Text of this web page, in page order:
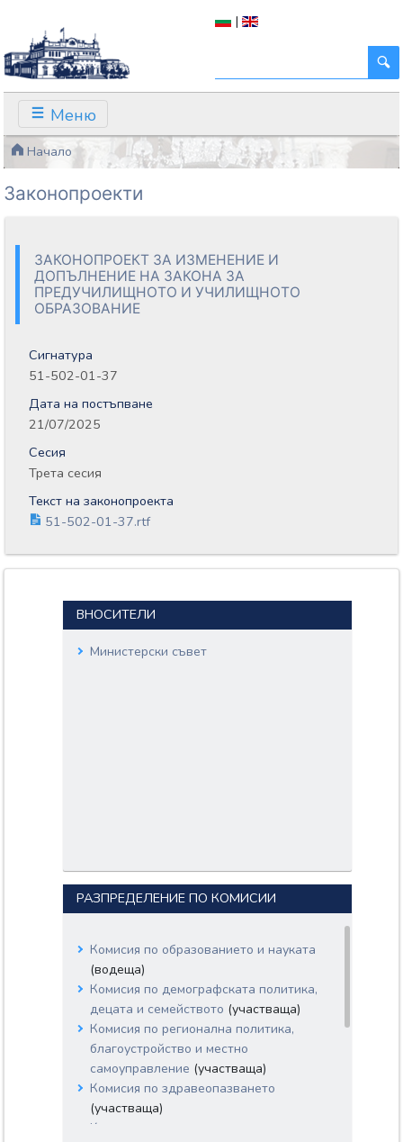
|
Меню
Начало
Законопроекти
ЗАКОНОПРОЕКТ ЗА ИЗМЕНЕНИЕ И
ДОПЪЛНЕНИЕ НА ЗАКОНА ЗА
ПРЕДУЧИЛИЩНОТО И УЧИЛИЩНОТО
ОБРАЗОВАНИЕ
Сигнатура
51-502-01-37
Дата на постъпване
21/07/2025
Сесия
Трета сесия
Текст на законопроекта
51-502-01-37.rtf
ВНОСИТЕЛИ
Министерски съвет
РАЗПРЕДЕЛЕНИЕ ПО КОМИСИИ
Комисия по образованието и науката
(водеща)
Комисия по демографската политика,
децата и семейството (участваща)
Комисия по регионална политика,
благоустройство и местно
самоуправление (участваща)
Комисия по здравеопазването
(участваща)
Комисия по труда и социалната